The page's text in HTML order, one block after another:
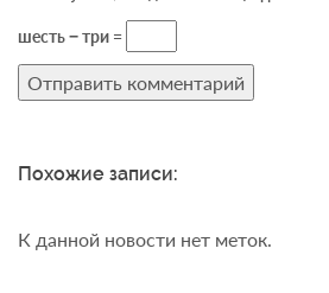
шесть − три =
Похожие записи:
К данной новости нет меток.